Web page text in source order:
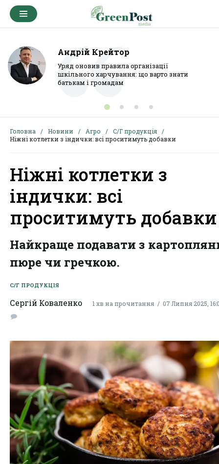
Андрій Крейтор
Уряд оновив правила організації
шкільного харчування: що варто знати
батькам і громадам
Головна Новини Агро
С/Г продукція
Ніжні котлетки з індички: всі проситимуть добавки
Ніжні котлетки з
індички: всі
проситимуть добавки
Найкраще подавати з
пюре чи гречкою.
С/Г ПРОДУКЦІЯ
Сергій Коваленко 1 хв на прочитання 07 Липня 2025,